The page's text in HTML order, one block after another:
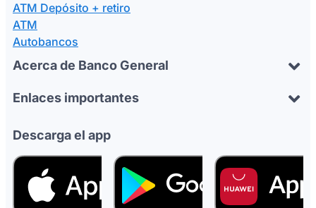
ATM Depósito + retiro
ATM
Autobancos
Acerca de Banco General
Enlaces importantes
Descarga el app